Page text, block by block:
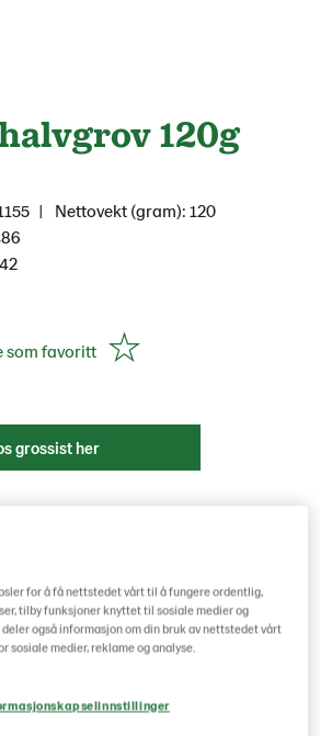
120g
Nettovekt (gram): 120
som favoritt
grossist her
for å få nettstedet vårt til å fungere ordentlig,
tilby funksjoner knyttet til sosiale medier og
også informasjon om din bruk av nettstedet vårt
sosiale medier, reklame og analyse.